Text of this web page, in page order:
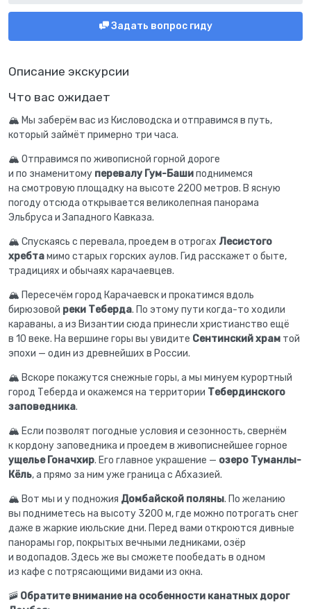
Описание экскурсии
Что вас ожидает
🏔 Мы заберём вас из Кисловодска и отправимся в путь,
который займёт примерно три часа.
🏔 Отправимся по живописной горной дороге
и по знаменитому перевалу Гум-Башиподнимемся
на смотровую площадку на высоте 2200 метров. В ясную
погоду отсюда открывается великолепная панорама
Эльбруса и Западного Кавказа.
🏔 Спускаясь с перевала, проедем в отрогах Лесистого
хребтамимо старых горских аулов. Гид расскажет о быте,
традициях и обычаях карачаевцев.
🏔 Пересечём город Карачаевск и прокатимся вдоль
бирюзовой реки Теберда. По этому пути когда-то ходили
караваны, а из Византии сюда принесли христианство ещё
в 10 веке. На вершине горы вы увидите Сентинский храм той
эпохи — один из древнейших в России.
🏔 Вскоре покажутся снежные горы, а мы минуем курортный
город Теберда и окажемся на территории Тебердинского
заповедника.
🏔 Если позволят погодные условия и сезонность, свернём
к кордону заповедника и проедем в живописнейшее горное
ущелье Гоначхир. Его главное украшение — озеро Туманлы-
Кёль, а прямо за ним уже граница с Абхазией.
🏔 Вот мы и у подножия Домбайской поляны. По желанию
вы подниметесь на высоту 3200 м, где можно потрогать снег
даже в жаркие июльские дни. Перед вами откроются дивные
панорамы гор, покрытых вечными ледниками, озёр
и водопадов. Здесь же вы сможете пообедать в одном
из кафе с потрясающими видами из окна.
🚠 Обратите внимание на особенности канатных дорог
Задать вопрос гиду